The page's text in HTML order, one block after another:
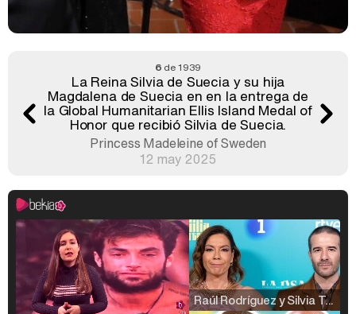
6 de 1939
La Reina Silvia de Suecia y su hija
Magdalena de Suecia en en la entrega de
la Global Humanitarian Ellis Island Medal of
Honor que recibió Silvia de Suecia.
Princess Madeleine of Sweden
12 may 2025
Raúl Rodríguez y Silvia Taulés nos cuentan su papel en 'La familia de la tele'